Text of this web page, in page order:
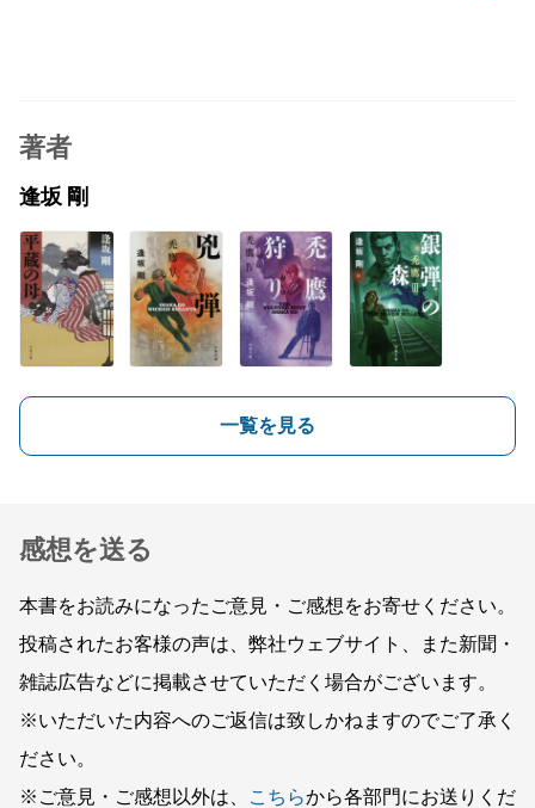
著者
逢坂 剛
一覧を見る
感想を送る
本書をお読みになったご意見・ご感想をお寄せください。
投稿されたお客様の声は、弊社ウェブサイト、また新聞・
雑誌広告などに掲載させていただく場合がございます。
※いただいた内容へのご返信は致しかねますのでご了承く
ださい。
※ご意見・ご感想以外は、
こちらから各部門にお送りくだ